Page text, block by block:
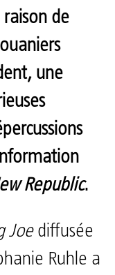
raison de
une
Republic.
Joediffusée
Ruhle a